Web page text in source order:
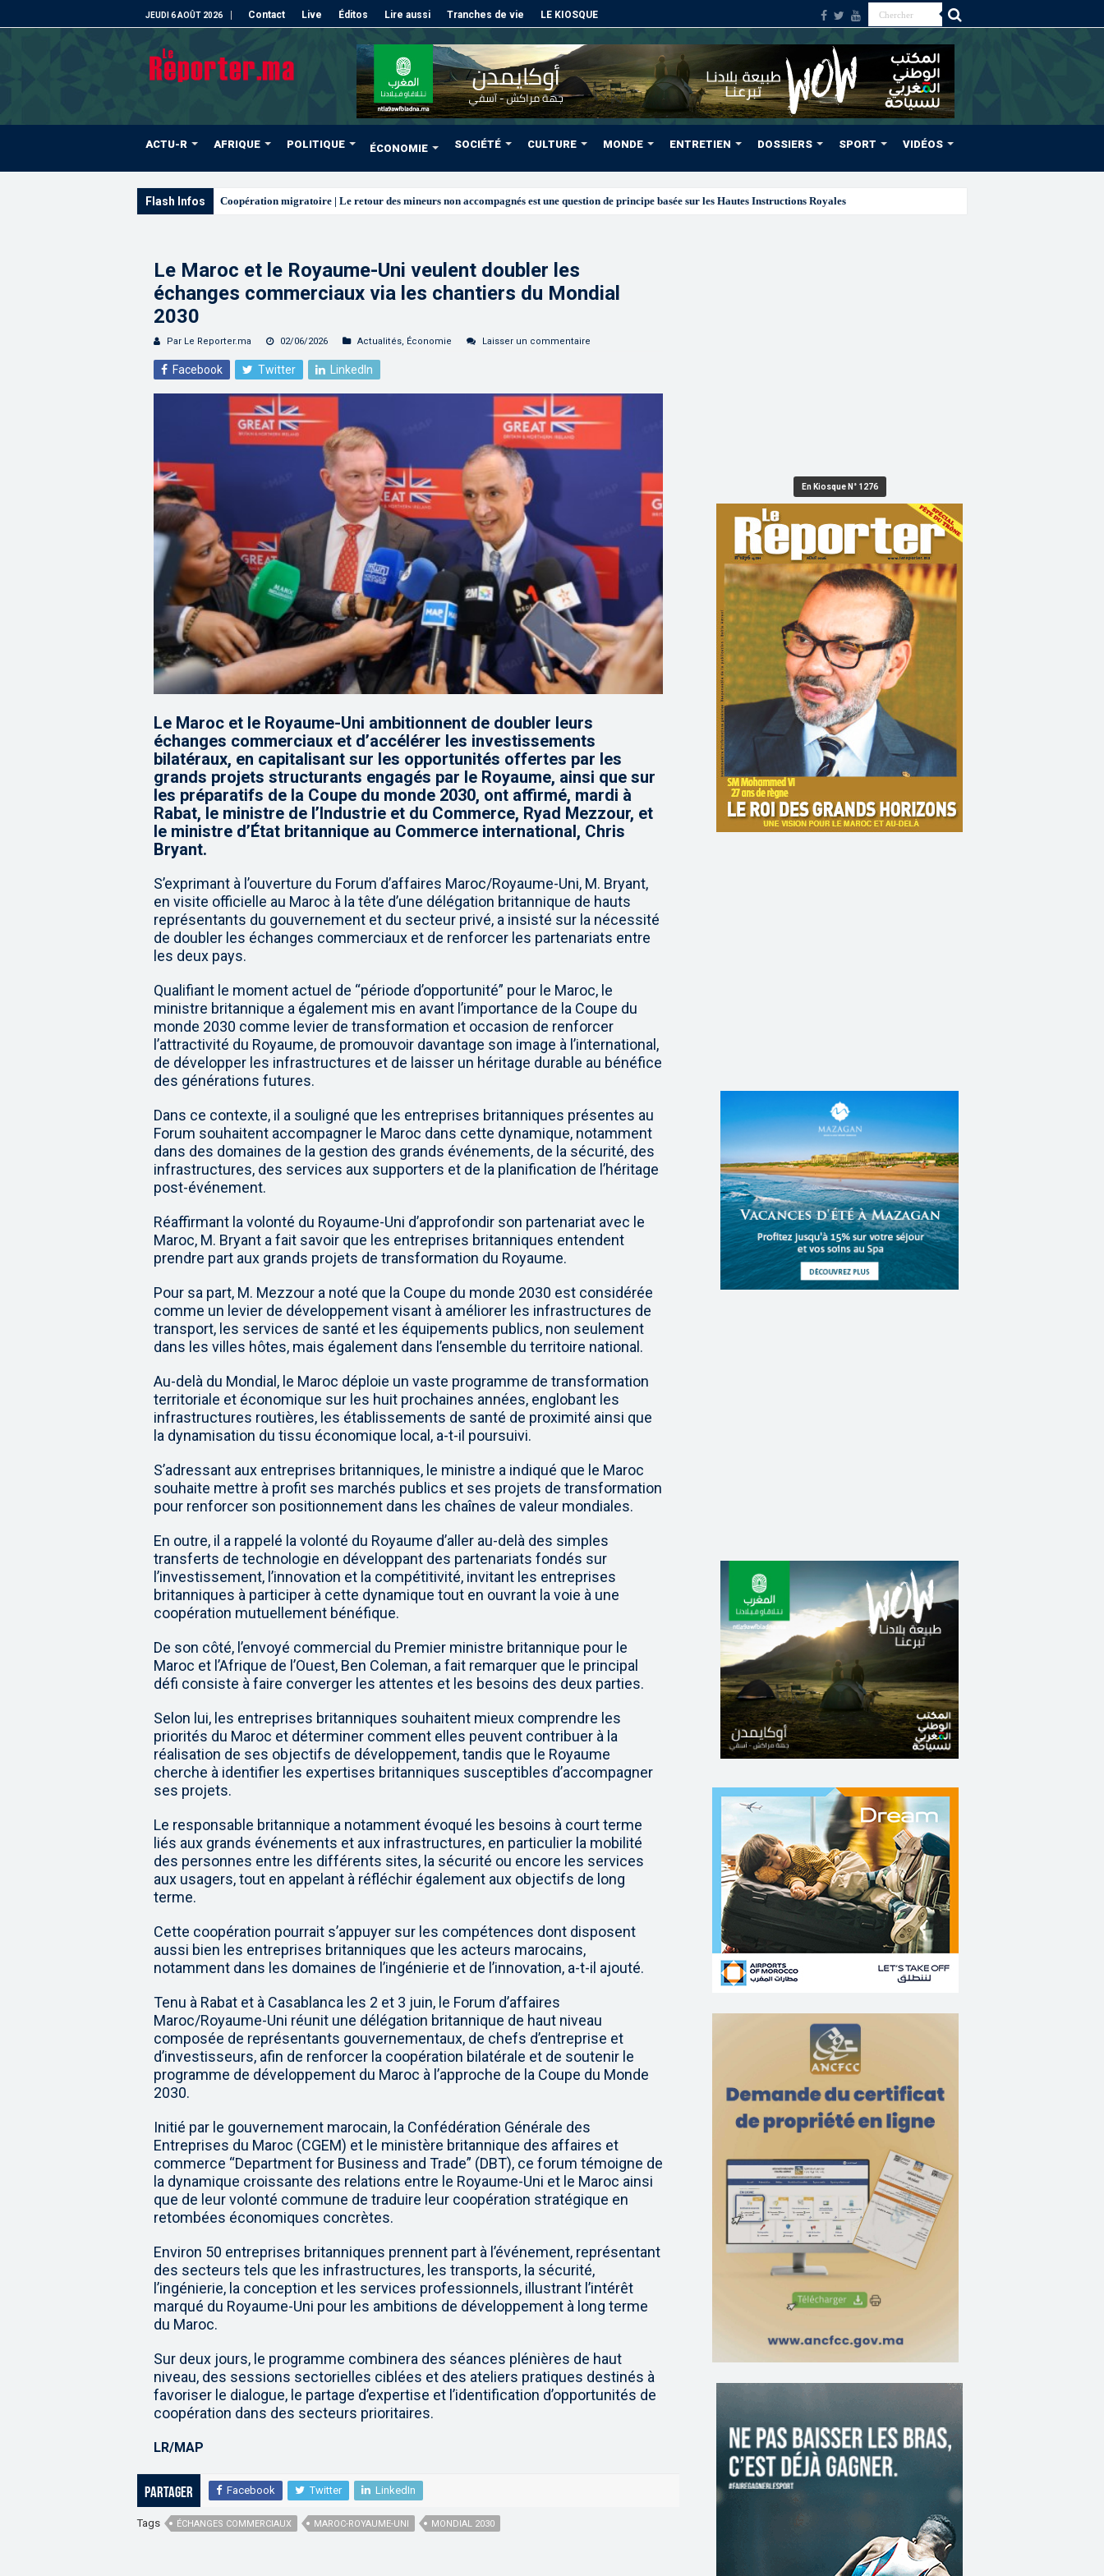
JEUDI 6 AOÛT 2026 Contact Live Éditos Lire aussi Tranches de vie LE KIOSQUE
ACTU-R AFRIQUE POLITIQUE ÉCONOMIE SOCIÉTÉ CULTURE MONDE ENTRETIEN DOSSIERS SPORT VIDÉOS
Flash Infos L’ONMT renforce l’attract
Le Maroc et le Royaume-Uni veulent doubler les
échanges commerciaux via les chantiers du Mondial
2030
Par Le Reporter.ma 02/06/2026 Actualités, Économie Laisser un commentaire
Facebook Twitter LinkedIn
Le Maroc et le Royaume-Uni ambitionnent de doubler leurs
échanges commerciaux et d’accélérer les investissements
bilatéraux, en capitalisant sur les opportunités offertes par les
grands projets structurants engagés par le Royaume, ainsi que sur
les préparatifs de la Coupe du monde 2030, ont affirmé, mardi à
Rabat, le ministre de l’Industrie et du Commerce, Ryad Mezzour, et
le ministre d’État britannique au Commerce international, Chris
Bryant.
S’exprimant à l’ouverture du Forum d’affaires Maroc/Royaume-Uni, M. Bryant,
en visite officielle au Maroc à la tête d’une délégation britannique de hauts
représentants du gouvernement et du secteur privé, a insisté sur la nécessité
de doubler les échanges commerciaux et de renforcer les partenariats entre
les deux pays.
Qualifiant le moment actuel de “période d’opportunité” pour le Maroc, le
ministre britannique a également mis en avant l’importance de la Coupe du
monde 2030 comme levier de transformation et occasion de renforcer
l’attractivité du Royaume, de promouvoir davantage son image à l’international,
de développer les infrastructures et de laisser un héritage durable au bénéfice
des générations futures.
Dans ce contexte, il a souligné que les entreprises britanniques présentes au
Forum souhaitent accompagner le Maroc dans cette dynamique, notamment
dans des domaines de la gestion des grands événements, de la sécurité, des
infrastructures, des services aux supporters et de la planification de l’héritage
post-événement.
Réaffirmant la volonté du Royaume-Uni d’approfondir son partenariat avec le
Maroc, M. Bryant a fait savoir que les entreprises britanniques entendent
prendre part aux grands projets de transformation du Royaume.
Pour sa part, M. Mezzour a noté que la Coupe du monde 2030 est considérée
comme un levier de développement visant à améliorer les infrastructures de
transport, les services de santé et les équipements publics, non seulement
dans les villes hôtes, mais également dans l’ensemble du territoire national.
Au-delà du Mondial, le Maroc déploie un vaste programme de transformation
territoriale et économique sur les huit prochaines années, englobant les
infrastructures routières, les établissements de santé de proximité ainsi que
la dynamisation du tissu économique local, a-t-il poursuivi.
S’adressant aux entreprises britanniques, le ministre a indiqué que le Maroc
souhaite mettre à profit ses marchés publics et ses projets de transformation
pour renforcer son positionnement dans les chaînes de valeur mondiales.
En outre, il a rappelé la volonté du Royaume d’aller au-delà des simples
transferts de technologie en développant des partenariats fondés sur
l’investissement, l’innovation et la compétitivité, invitant les entreprises
britanniques à participer à cette dynamique tout en ouvrant la voie à une
coopération mutuellement bénéfique.
De son côté, l’envoyé commercial du Premier ministre britannique pour le
Maroc et l’Afrique de l’Ouest, Ben Coleman, a fait remarquer que le principal
défi consiste à faire converger les attentes et les besoins des deux parties.
Selon lui, les entreprises britanniques souhaitent mieux comprendre les
priorités du Maroc et déterminer comment elles peuvent contribuer à la
réalisation de ses objectifs de développement, tandis que le Royaume
cherche à identifier les expertises britanniques susceptibles d’accompagner
ses projets.
Le responsable britannique a notamment évoqué les besoins à court terme
liés aux grands événements et aux infrastructures, en particulier la mobilité
des personnes entre les différents sites, la sécurité ou encore les services
aux usagers, tout en appelant à réfléchir également aux objectifs de long
terme.
Cette coopération pourrait s’appuyer sur les compétences dont disposent
aussi bien les entreprises britanniques que les acteurs marocains,
notamment dans les domaines de l’ingénierie et de l’innovation, a-t-il ajouté.
Tenu à Rabat et à Casablanca les 2 et 3 juin, le Forum d’affaires
Maroc/Royaume-Uni réunit une délégation britannique de haut niveau
composée de représentants gouvernementaux, de chefs d’entreprise et
d’investisseurs, afin de renforcer la coopération bilatérale et de soutenir le
programme de développement du Maroc à l’approche de la Coupe du Monde
2030.
Initié par le gouvernement marocain, la Confédération Générale des
Entreprises du Maroc (CGEM) et le ministère britannique des affaires et
commerce “Department for Business and Trade” (DBT), ce forum témoigne de
la dynamique croissante des relations entre le Royaume-Uni et le Maroc ainsi
que de leur volonté commune de traduire leur coopération stratégique en
retombées économiques concrètes.
Environ 50 entreprises britanniques prennent part à l’événement, représentant
des secteurs tels que les infrastructures, les transports, la sécurité,
l’ingénierie, la conception et les services professionnels, illustrant l’intérêt
marqué du Royaume-Uni pour les ambitions de développement à long terme
du Maroc.
Sur deux jours, le programme combinera des séances plénières de haut
niveau, des sessions sectorielles ciblées et des ateliers pratiques destinés à
favoriser le dialogue, le partage d’expertise et l’identification d’opportunités de
coopération dans des secteurs prioritaires.
LR/MAP
Partager Facebook Twitter LinkedIn
Tags ÉCHANGES COMMERCIAUX MAROC-ROYAUME-UNI MONDIAL 2030
En Kiosque N° 1276